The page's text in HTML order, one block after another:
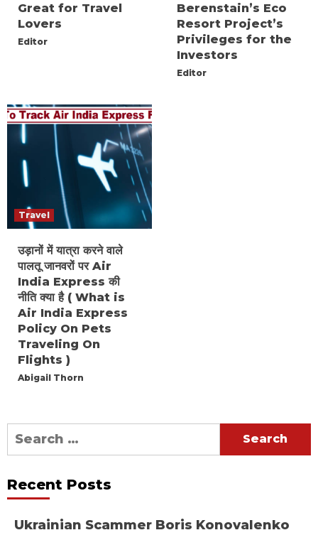
Great for Travel
Lovers
Editor
Berenstain’s Eco
Resort Project’s
Privileges for the
Investors
Editor
Travel
उड़ानों में यात्रा करने वाले
पालतू जानवरों पर Air
India Express की
नीति क्या है ( What is
Air India Express
Policy On Pets
Traveling On
Flights )
Abigail Thorn
Search
for:
Recent Posts
Ukrainian Scammer Boris Konovalenko